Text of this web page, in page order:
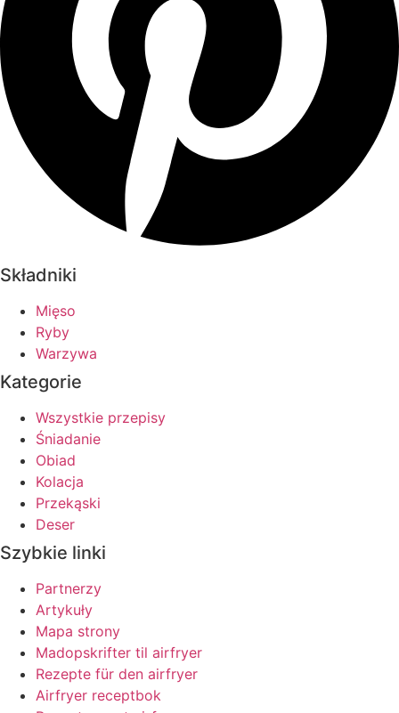
Składniki
Mięso
Ryby
Warzywa
Kategorie
Wszystkie przepisy
Śniadanie
Obiad
Kolacja
Przekąski
Deser
Szybkie linki
Partnerzy
Artykuły
Mapa strony
Madopskrifter til airfryer
Rezepte für den airfryer
Airfryer receptbok